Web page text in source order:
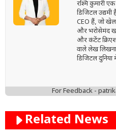
रश्मि कुमारी
डिजिटल
CEO हैं, जो खेल,
और भरोसेमंद
और कंटेंट
वाले लेख
डिजिटल दुनिया
For Feedback -
Related News